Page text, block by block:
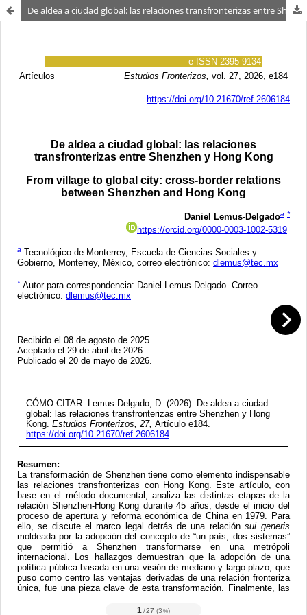
De aldea a ciudad global: las relaciones transfronterizas entre Shenzhen y Hong Kong